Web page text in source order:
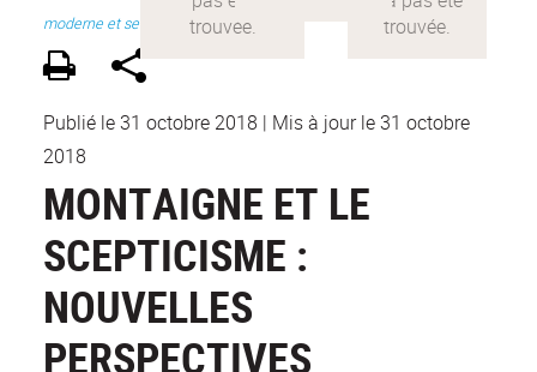
moderne et ses
Publié le 31 octobre 2018 | Mis à jour le 31 octobre
2018
MONTAIGNE ET LE
SCEPTICISME :
NOUVELLES
PERSPECTIVES